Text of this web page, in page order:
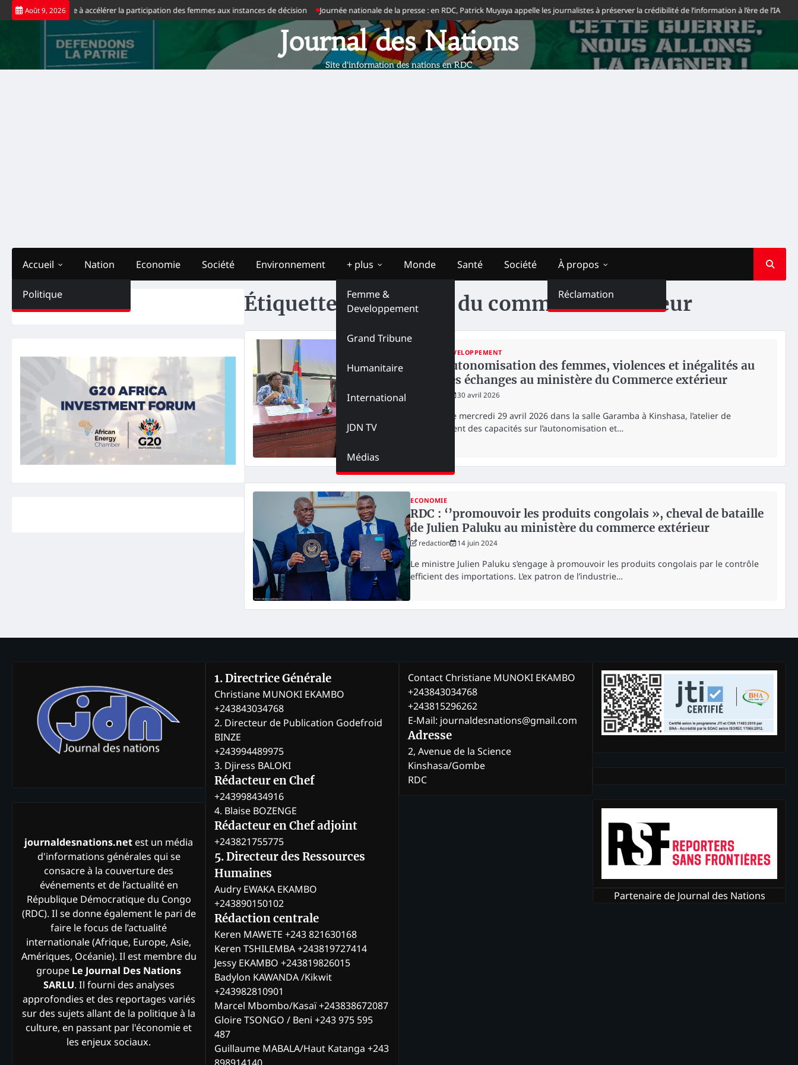
Skip
to
Août 9, 2026
Suminwa appelle à accélérer la participation des femmes aux instances de décision Journée nationale de la presse : en RDC, Patrick Muyaya appelle les journalistes à préserver la crédibilité de l’information à l’ère de l’IA
Journal des Nations
Site d'information des nations en RDC
Accueil
Politique
Nation Economie Société Environnement + plus
Femme &
Developpement
Grand Tribune
Humanitaire
International
JDN TV
Médias
Monde Santé Société À propos
Réclamation
Étiquette :Ministère du commerce extérieur
FEMME & DEVELOPPEMENT
RDC : autonomisation des femmes, violences et inégalités au
cœur des échanges au ministère du Commerce extérieur
30 avril 2026
Organisé le mercredi 29 avril 2026 dans la salle Garamba à Kinshasa, l’atelier de
renforcement des capacités sur l’autonomisation et…
ECONOMIE
RDC : ‘’promouvoir les produits congolais », cheval de bataille
de Julien Paluku au ministère du commerce extérieur
redaction 14 juin 2024
Le ministre Julien Paluku s’engage à promouvoir les produits congolais par le contrôle
efficient des importations. L’ex patron de l’industrie…
journaldesnations.net est un média
d'informations générales qui se
consacre à la couverture des
événements et de l’actualité en
République Démocratique du Congo
(RDC). Il se donne également le pari de
faire le focus de l’actualité
internationale (Afrique, Europe, Asie,
Amériques, Océanie). Il est membre du
groupe Le Journal Des Nations
SARLU. Il fourni des analyses
approfondies et des reportages variés
sur des sujets allant de la politique à la
culture, en passant par l'économie et
les enjeux sociaux.
1. Directrice Générale
Christiane MUNOKI EKAMBO
+243843034768
2. Directeur de Publication Godefroid
BINZE
+243994489975
3. Djiress BALOKI
Rédacteur en Chef
+243998434916
4. Blaise BOZENGE
Rédacteur en Chef adjoint
+243821755775
5. Directeur des Ressources
Humaines
Audry EWAKA EKAMBO
+243890150102
Rédaction centrale
Keren MAWETE +243 821630168
Keren TSHILEMBA +243819727414
Jessy EKAMBO +243819826015
Badylon KAWANDA /Kikwit
+243982810901
Marcel Mbombo/Kasaï +243838672087
Gloire TSONGO / Beni +243 975 595
487
Guillaume MABALA/Haut Katanga +243
Contact Christiane MUNOKI EKAMBO
+243843034768
+243815296262
E-Mail: journaldesnations@gmail.com
Adresse
2, Avenue de la Science
Kinshasa/Gombe
RDC
Partenaire de Journal des Nations